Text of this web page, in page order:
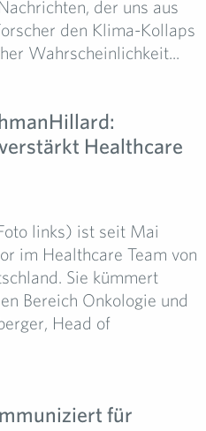
der uns aus
den Klima-Kollaps
Wahrscheinlichkeit...
Healthcare
links) ist seit Mai
im Healthcare Team von
Sie kümmert
Bereich Onkologie und
Head of
für